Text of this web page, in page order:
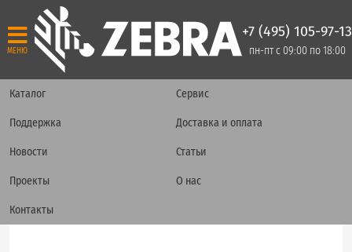
МЕНЮ
+7 (495) 105-97-13
пн-пт с 09:00 по 18:00
Каталог Сервис
Поддержка Доставка и оплата
Новости Статьи
Проекты О нас
Контакты